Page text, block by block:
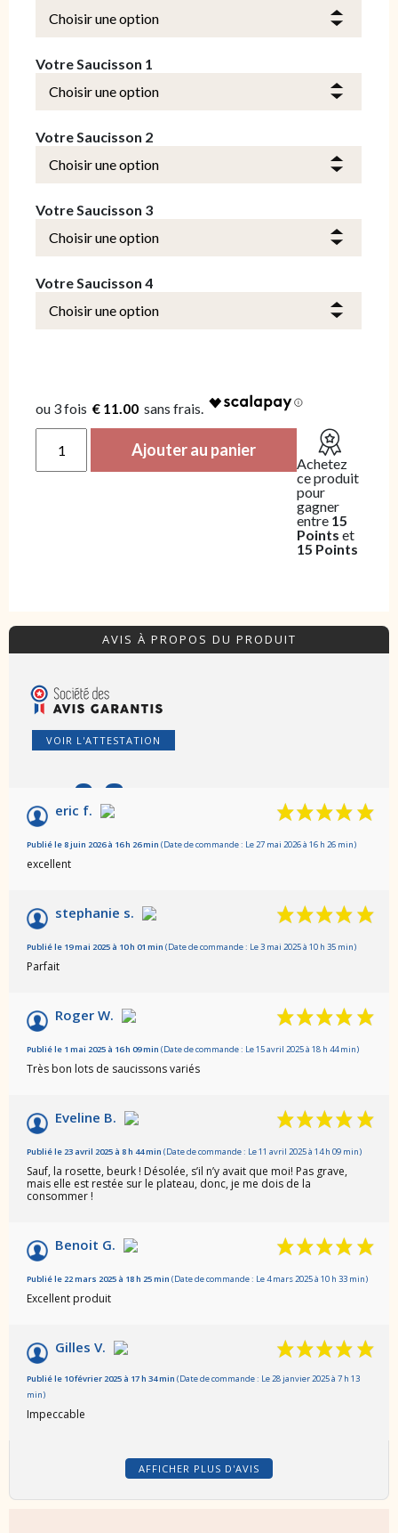
Votre Saucisson 1
Votre Saucisson 2
Votre Saucisson 3
Votre Saucisson 4
€ 11.00
Ajouter au panier
Achetez
ce produit
pour
gagner
entre 15
Points et
15 Points
AVIS À PROPOS DU PRODUIT
VOIR L'ATTESTATION
9.6
Basé sur 49 avis
eric f.
Publié le 8 juin 2026 à 16 h 26 min (Date de commande : Le 27 mai 2026 à 16 h 26 min)
excellent
stephanie s.
Publié le 19 mai 2025 à 10 h 01 min (Date de commande : Le 3 mai 2025 à 10 h 35 min)
Parfait
Roger W.
Publié le 1 mai 2025 à 16 h 09 min (Date de commande : Le 15 avril 2025 à 18 h 44 min)
Très bon lots de saucissons variés
Eveline B.
Publié le 23 avril 2025 à 8 h 44 min (Date de commande : Le 11 avril 2025 à 14 h 09 min)
Sauf, la rosette, beurk ! Désolée, s’il n’y avait que moi! Pas grave,
mais elle est restée sur le plateau, donc, je me dois de la
consommer !
Benoit G.
Publié le 22 mars 2025 à 18 h 25 min (Date de commande : Le 4 mars 2025 à 10 h 33 min)
Excellent produit
Gilles V.
Publié le 10 février 2025 à 17 h 34 min (Date de commande : Le 28 janvier 2025 à 7 h 13
min)
Impeccable
AFFICHER PLUS D'AVIS